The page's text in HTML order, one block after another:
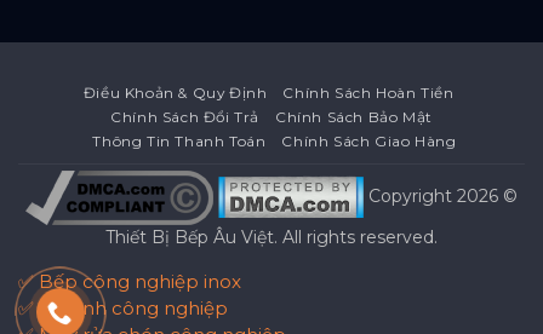
Điều Khoản & Quy Định
Chính Sách Hoàn Tiền
Chính Sách Đổi Trả
Chính Sách Bảo Mật
Thông Tin Thanh Toán
Chính Sách Giao Hàng
Copyright 2026 ©
Thiết Bị Bếp Âu Việt. All rights reserved.
✅ Bếp công nghiệp inox
✅ Tủ lạnh công nghiệp